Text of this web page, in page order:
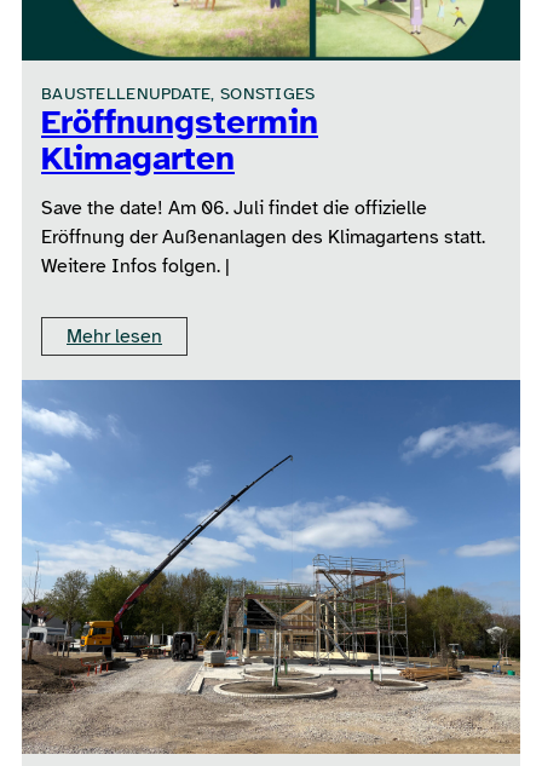
BAUSTELLENUPDATE, SONSTIGES
Eröffnungstermin
Klimagarten
Save the date! Am 06. Juli findet die offizielle
Eröffnung der Außenanlagen des Klimagartens statt.
Weitere Infos folgen. |
Mehr lesen